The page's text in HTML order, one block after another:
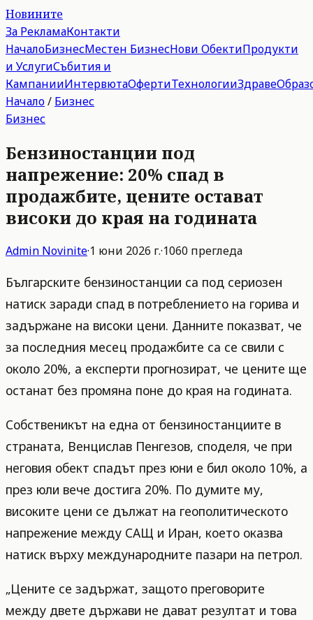
Новините
За РекламаКонтакти
НачалоБизнесМестен БизнесНови ОбектиПродукти
и УслугиСъбития и
КампанииИнтервютаОфертиТехнологииЗдраве
Начало/ Бизнес
Бизнес
Бензиностанции под
напрежение: 20% спад в
продажбите, цените остават
високи до края на годината
Admin Novinite·1 юни 2026 г.·1060 прегледа
Българските бензиностанции са под сериозен
натиск заради спад в потреблението на горива и
задържане на високи цени. Данните показват, че
за последния месец продажбите са се свили с
около 20%, а експерти прогнозират, че цените ще
останат без промяна поне до края на годината.
Собственикът на една от бензиностанциите в
страната, Венцислав Пенгезов, споделя, че при
неговия обект спадът през юни е бил около 10%, а
през юли вече достига 20%. По думите му,
високите цени се дължат на геополитическото
напрежение между САЩ и Иран, което оказва
натиск върху международните пазари на петрол.
„Цените се задържат, защото преговорите
между двете държави не дават резултат и това